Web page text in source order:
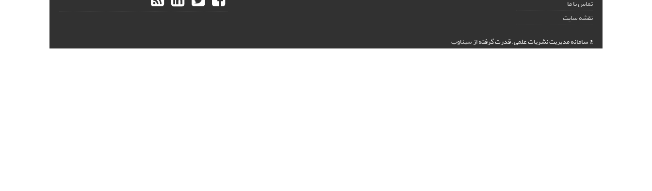
تماس با ما
نقشه سایت
© سامانه مدیریت نشریات علمی.قدرت گرفته ازسیناوب